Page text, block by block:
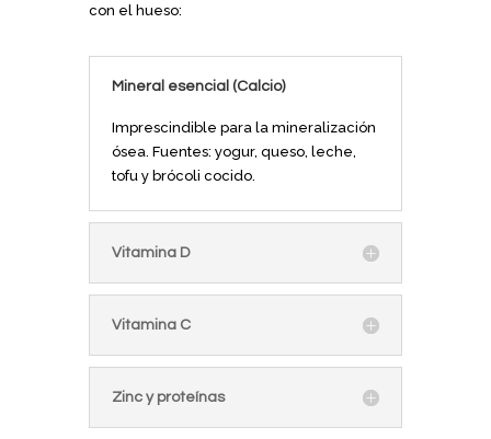
con el hueso:
Mineral esencial (Calcio)
Imprescindible para la mineralización
ósea. Fuentes: yogur, queso, leche,
tofu y brócoli cocido.
Vitamina D
Vitamina C
Zinc y proteínas